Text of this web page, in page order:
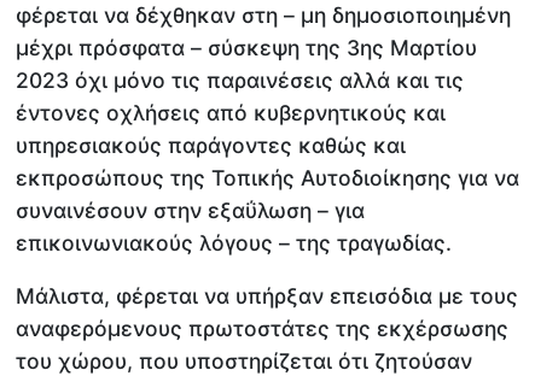
φέρεται να δέχθηκαν στη – μη δημοσιοποιημένη
μέχρι πρόσφατα – σύσκεψη της 3ης Μαρτίου
2023 όχι μόνο τις παραινέσεις αλλά και τις
έντονες οχλήσεις από κυβερνητικούς και
υπηρεσιακούς παράγοντες καθώς και
εκπροσώπους της Τοπικής Αυτοδιοίκησης για να
συναινέσουν στην εξαΰλωση – για
επικοινωνιακούς λόγους – της τραγωδίας.
Μάλιστα, φέρεται να υπήρξαν επεισόδια με τους
αναφερόμενους πρωτοστάτες της εκχέρσωσης
του χώρου, που υποστηρίζεται ότι ζητούσαν